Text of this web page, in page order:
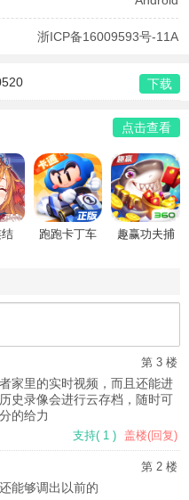
浙ICP备16009593号-11A
下载
点击查看
跑跑卡丁车
趣赢功夫捕
第 3 楼
家里的实时视频，而且还能进
史录像会进行云存档，随时可
的给力
支持( 1 ) 盖楼(回复)
第 2 楼
能够调出以前的